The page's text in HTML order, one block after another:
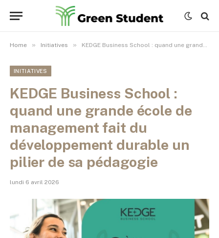
Home » Initiatives » KEDGE Business School : quand une grande école de management fait du développement durable un pilier de sa pédagogie
INITIATIVES
KEDGE Business School :
quand une grande école de
management fait du
développement durable un
pilier de sa pédagogie
lundi 6 avril 2026